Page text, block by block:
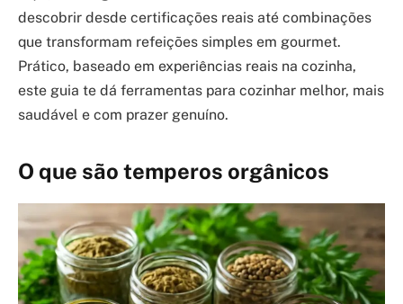
descobrir desde certificações reais até combinações
que transformam refeições simples em gourmet.
Prático, baseado em experiências reais na cozinha,
este guia te dá ferramentas para cozinhar melhor, mais
saudável e com prazer genuíno.
O que são temperos orgânicos